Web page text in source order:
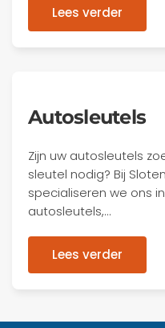
Lees verder
Autosleutels
Zijn uw autosleutels
sleutel nodig? Bij
specialiseren we ons
autosleutels,…
Lees verder